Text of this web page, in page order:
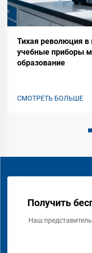
Тихая революция в
учебные приборы
образование
СМОТРЕТЬ БОЛЬШЕ
Получить
Наш